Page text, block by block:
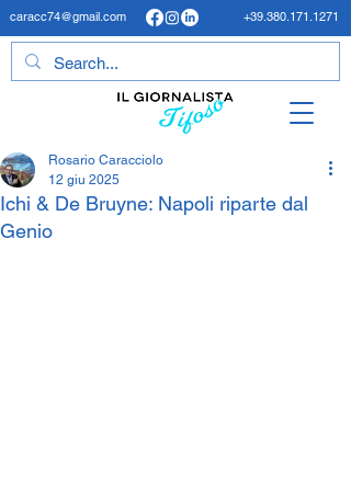
caracc74@gmail.com +39.380.171.1271
Ichi & De Bruyne: Napoli riparte dal
Genio
Rosario Caracciolo
12 giu 2025